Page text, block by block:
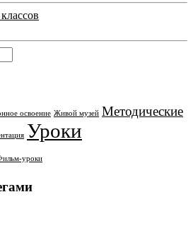
освоение Живой музей Методические
Уроки
уроки